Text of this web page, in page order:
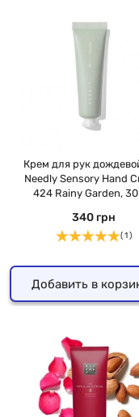
Крем для рук
Needly Sensory Hand
424 Rainy Garden,
340 грн
( 1 )
Добавить в